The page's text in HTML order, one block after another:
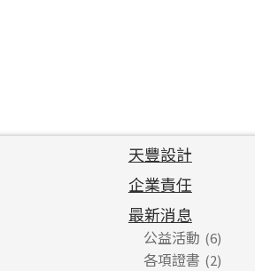
天豐設計
企業責任
最新消息
公益活動 (6)
各項證書 (2)